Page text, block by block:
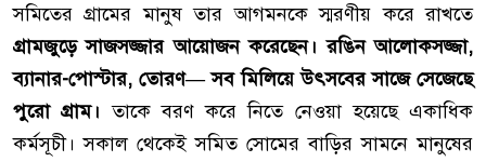
সমিতের গ্রামের মানুষ তার আগমনকে স্মরণীয় করে রাখতে
গ্রামজুড়ে সাজসজ্জার আয়োজন করেছেন। রঙিন আলোকসজ্জা,
ব্যানার-পোস্টার, তোরণ— সব মিলিয়ে উৎসবের সাজে সেজেছে
পুরো গ্রাম। তাকে বরণ করে নিতে নেওয়া হয়েছে একাধিক
কর্মসূচী। সকাল থেকেই সমিত সোমের বাড়ির সামনে মানুষের